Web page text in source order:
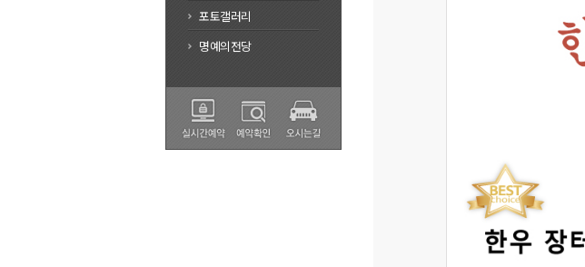
포토갤러리
명예의전당